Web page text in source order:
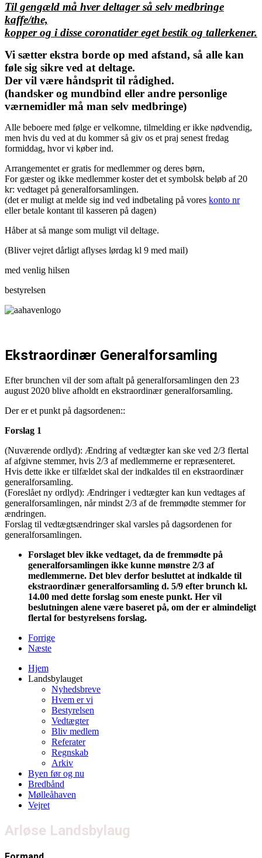
Til gengæld må hver deltager så selv medbringe
kaffe/the,
kopper og i disse coronatider eget bestik og tallerkener.
Vi sætter ekstra borde op med afstand, så alle kan
føle sig sikre ved at deltage.
Der vil være håndsprit til rådighed.
(handsker og mundbind eller andre personlige
værnemidler må man selv medbringe)
Alle beboere med følge er velkomne, tilmelding er ikke nødvendig,
men hvis du ved at du kommer så giv os et praj senest fredag
formiddag, hvor vi køber ind.
Arrangementet er gratis for medlemmer og deres børn,
For gæster og ikke medlemmer koster det et symbolsk beløb af 20
kr: vedtaget på generalforsamlingen.
(det er muligt at melde sig ind ved indbetaling på vores konto nr
eller betale kontant til kasseren på dagen)
Håber at så mange som muligt vil deltage.
(Bliver vejret dårligt aflyses lørdag kl 9 med mail)
med venlig hilsen
bestyrelsen
Ekstraordinær Generalforsamling
Efter brunchen vil der som aftalt på generalforsamlingen den 23
august 2020 blive afholdt en ekstraordinær generalforsamling.
Der er et punkt på dagsordenen::
Forslag 1
(Nuværende ordlyd): Ændring af vedtægter kan ske ved 2/3 flertal
af afgivne stemmer, hvis 2/3 af medlemmerne er repræsenteret.
Hvis dette ikke er tilfældet skal der indkaldes til en ekstraordinær
generalforsamling.
(Foreslået ny ordlyd): Ændringer i vedtægter kan kun vedtages af
generalforsamlingen, når mindst 2/3 af de fremmødte stemmer for
ændringen.
Forslag til vedtægtsændringer skal varsles på dagsordenen for
generalforsamlingen.
Forslaget blev ikke vedtaget, da de fremmødte på
generalforsamlingen ikke kunne mønstre 2/3 af
medlemmerne. Det blev derfor besluttet at indkalde til
ekstraordinær generalforsamling d. 5/9 efter brunch kl.
14.00 med dette forslag som eneste punkt. Her vil
beslutningen alene være baseret på, om der er almindeligt
flertal for bestyrelsens forslag.
Forrige
Næste
Hjem
Landsbylauget
Nyhedsbreve
Hvem er vi
Bestyrelsen
Vedtægter
Bliv medlem
Referater
Regnskab
Arkiv
Byen før og nu
Bredbånd
Mølleåhaven
Vejret
Arløse Landsbylaug